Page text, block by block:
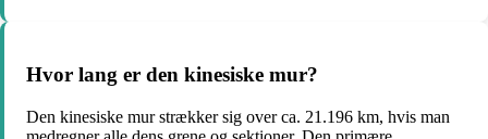
Hvor lang er den kinesiske mur?
Den kinesiske mur strækker sig over ca. 21.196 km, hvis man